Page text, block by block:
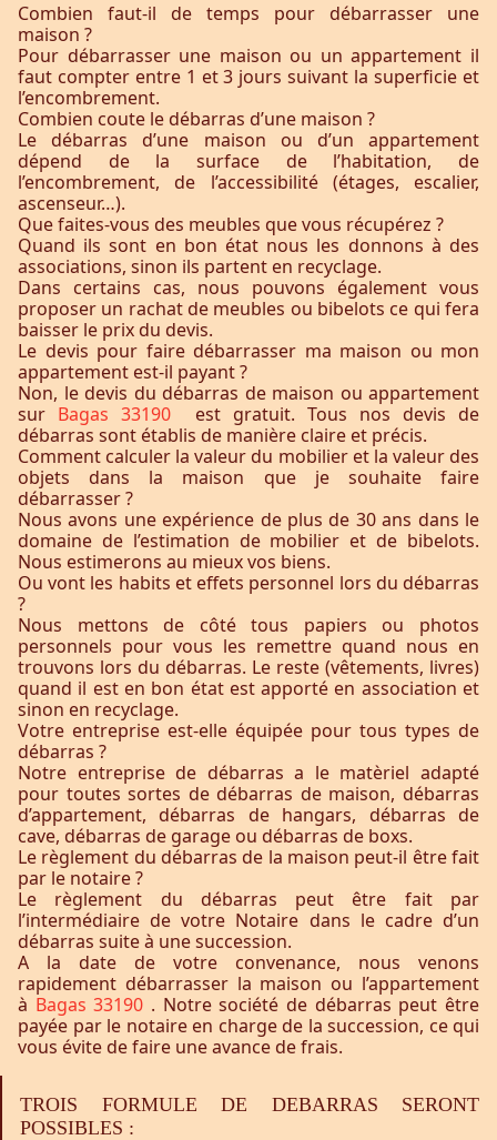
Combien faut-il de temps pour débarrasser une
maison ?
Pour débarrasser une maison ou un appartement il
faut compter entre 1 et 3 jours suivant la superficie et
l’encombrement.
Combien coute le débarras d’une maison ?
Le débarras d’une maison ou d’un appartement
dépend de la surface de l’habitation, de
l’encombrement, de l’accessibilité (étages, escalier,
ascenseur…).
Que faites-vous des meubles que vous récupérez ?
Quand ils sont en bon état nous les donnons à des
associations, sinon ils partent en recyclage.
Dans certains cas, nous pouvons également vous
proposer un rachat de meubles ou bibelots ce qui fera
baisser le prix du devis.
Le devis pour faire débarrasser ma maison ou mon
appartement est-il payant ?
Non, le devis du débarras de maison ou appartement
sur Bagas 33190 est gratuit. Tous nos devis de
débarras sont établis de manière claire et précis.
Comment calculer la valeur du mobilier et la valeur des
objets dans la maison que je souhaite faire
débarrasser ?
Nous avons une expérience de plus de 30 ans dans le
domaine de l’estimation de mobilier et de bibelots.
Nous estimerons au mieux vos biens.
Ou vont les habits et effets personnel lors du débarras
?
Nous mettons de côté tous papiers ou photos
personnels pour vous les remettre quand nous en
trouvons lors du débarras. Le reste (vêtements, livres)
quand il est en bon état est apporté en association et
sinon en recyclage.
Votre entreprise est-elle équipée pour tous types de
débarras ?
Notre entreprise de débarras a le matèriel adapté
pour toutes sortes de débarras de maison, débarras
d’appartement, débarras de hangars, débarras de
cave, débarras de garage ou débarras de boxs.
Le règlement du débarras de la maison peut-il être fait
par le notaire ?
Le règlement du débarras peut être fait par
l’intermédiaire de votre Notaire dans le cadre d’un
débarras suite à une succession.
A la date de votre convenance, nous venons
rapidement débarrasser la maison ou l’appartement
à Bagas 33190 . Notre société de débarras peut être
payée par le notaire en charge de la succession, ce qui
vous évite de faire une avance de frais.
TROIS FORMULE DE DEBARRAS SERONT
POSSIBLES :